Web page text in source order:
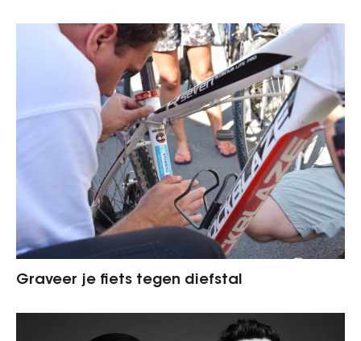
Graveer je fiets tegen diefstal